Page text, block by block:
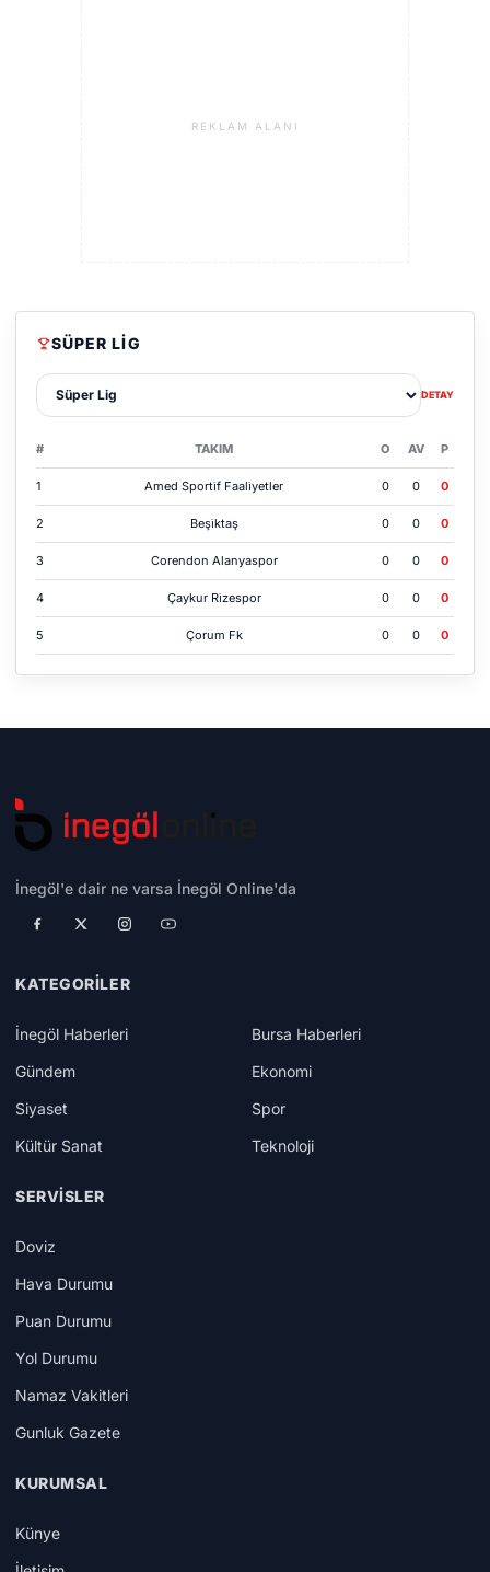
REKLAM ALANI
SÜPER LIG
Lig sec DETAY
# TAKIM O AV P
1 Amed Sporti̇f Faali̇yetler 0 0 0
2 Beşi̇ktaş 0 0 0
3 Corendon Alanyaspor 0 0 0
4 Çaykur Ri̇zespor 0 0 0
5 Çorum Fk 0 0 0
İnegöl'e dair ne varsa İnegöl Online'da
KATEGORILER
İnegöl Haberleri
Bursa Haberleri
Gündem
Ekonomi
Siyaset
Spor
Kültür Sanat
Teknoloji
SERVISLER
Doviz
Hava Durumu
Puan Durumu
Yol Durumu
Namaz Vakitleri
Gunluk Gazete
KURUMSAL
Künye